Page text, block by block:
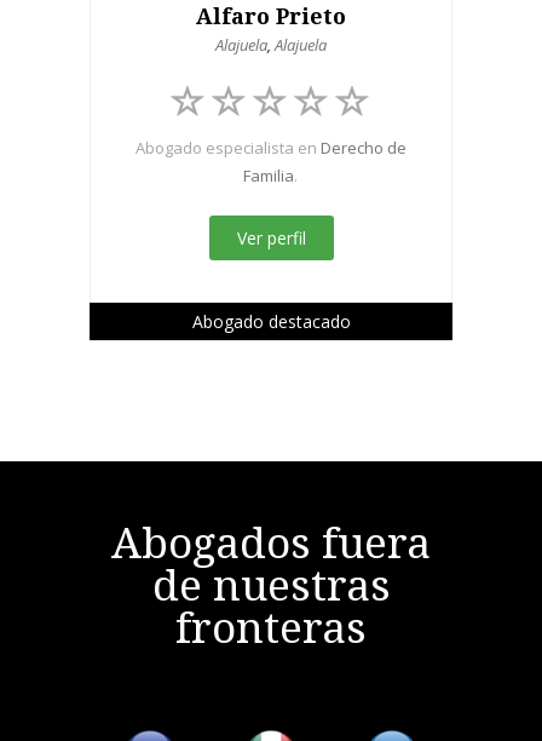
Alfaro Prieto
Alajuela,Alajuela
Abogado especialista en Derecho de
Familia.
Ver perfil
Abogado destacado
Abogados fuera
de nuestras
fronteras